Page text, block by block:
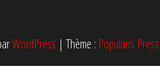
WordPress | Thème : Popularis Press